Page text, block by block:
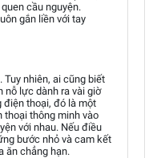
cầu nguyện.
gắn liền với tay
nhiên, ai cũng biết
nỗ lực dành ra vài giờ
điện thoại, đó là một
thoại thông minh vào
với nhau. Nếu điều
bước nhỏ và cam kết
ăn chẳng hạn.